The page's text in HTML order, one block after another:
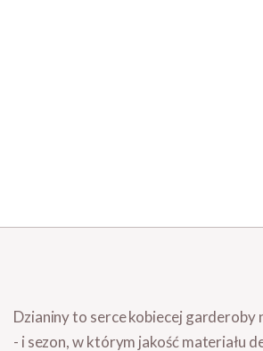
Dzianiny to serce kobiecej garderoby
- i sezon, w którym jakość materiału